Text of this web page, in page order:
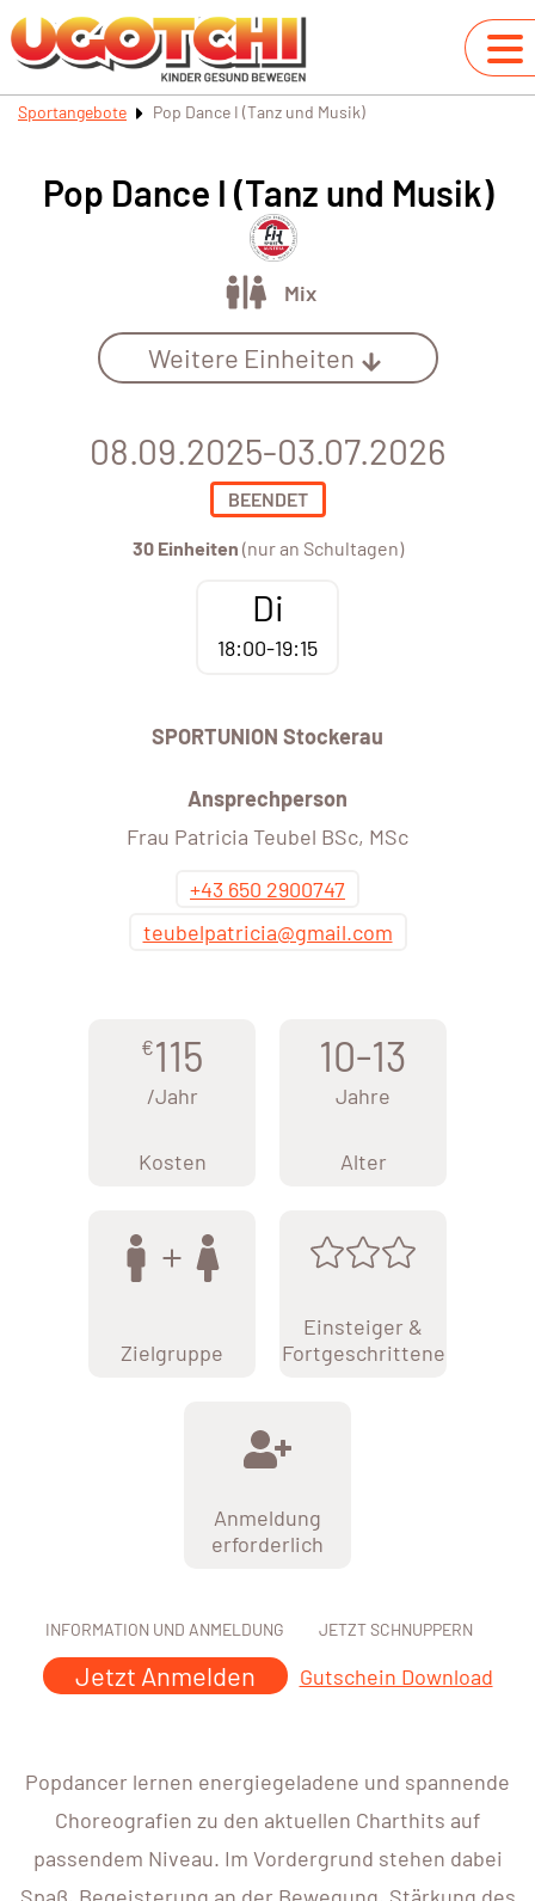
Sportangebote Pop Dance I (Tanz und Musik)
Pop Dance I (Tanz und Musik)
Mix
Weitere Einheiten
08.09.2025-03.07.2026
BEENDET
30 Einheiten (nur an Schultagen)
Di
18:00-19:15
SPORTUNION Stockerau
Ansprechperson
Frau Patricia Teubel BSc, MSc
+43 650 2900747
teubelpatricia@gmail.com
€115
/Jahr
Kosten
10-13
Jahre
Alter
Zielgruppe
Einsteiger &
Fortgeschrittene
Anmeldung
erforderlich
INFORMATION UND ANMELDUNG
Jetzt Anmelden
JETZT SCHNUPPERN
Gutschein Download
Popdancer lernen energiegeladene und spannende
Choreografien zu den aktuellen Charthits auf
passendem Niveau. Im Vordergrund stehen dabei